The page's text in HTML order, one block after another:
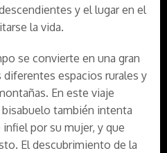
y el lugar en el
la vida.
se convierte en una gran
diferentes espacios rurales y
En este viaje
también intenta
por su mujer, y que
El descubrimiento de la